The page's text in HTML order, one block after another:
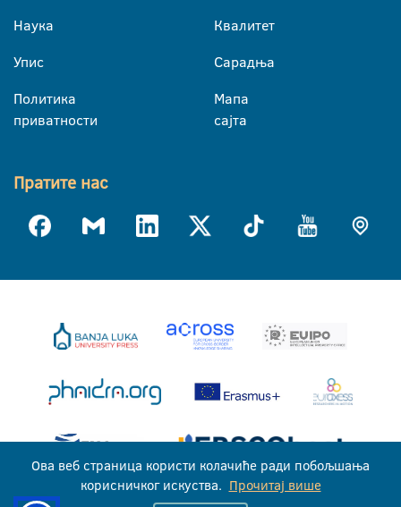
Наука
Упис
Политика
приватности
Квалитет
Сарадња
Мапа
сајта
Пратите нас
Ова веб страница користи колачиће ради побољшања
корисничког искуства. Прочитај више